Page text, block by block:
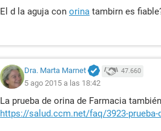
El d la aguja con orina tambirn es
Dra. Marta Marnet 47.660
5 ago 2015 a las 18:42
La prueba de orina de Farmacia
https://salud.ccm.net/faq/3923-prueba-